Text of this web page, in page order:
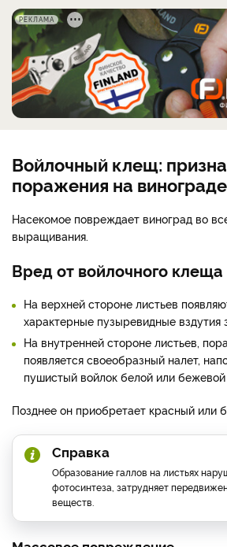
РЕКЛАМА
Войлочный клещ:
поражения на винограде
Насекомое повреждает виноград во
выращивания.
Вред от войлочного клеща
На верхней стороне листьев
характерные пузыревидные вздутия
На внутренней стороне листьев,
появляется своеобразный налет,
пушистый войлок белой или бежевой
Позднее он приобретает красный или
Справка
Образование галлов на листьях
фотосинтеза, затрудняет
веществ.